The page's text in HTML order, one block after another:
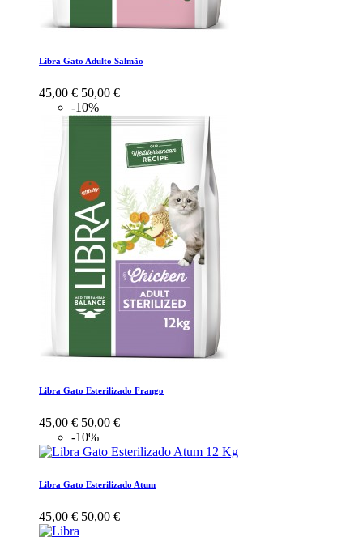
Libra Gato Adulto Salmão
45,00 € 50,00 €
-10%
Libra Gato Esterilizado Frango
45,00 € 50,00 €
-10%
Libra Gato Esterilizado Atum
45,00 € 50,00 €